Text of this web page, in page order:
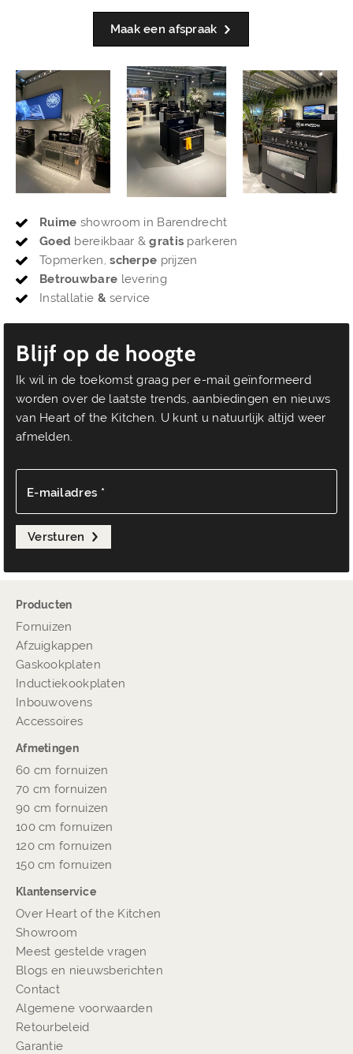
Maak een afspraak
Ruime showroom in Barendrecht
Goed bereikbaar &gratis parkeren
Topmerken,scherpe prijzen
Betrouwbare levering
Installatie & service
Blijf op de hoogte
Ik wil in de toekomst graag per e-mail geïnformeerd
worden over de laatste trends, aanbiedingen en nieuws
van Heart of the Kitchen. U kunt u natuurlijk altijd weer
afmelden.
E-mailadres *
Versturen
Producten
Fornuizen
Afzuigkappen
Gaskookplaten
Inductiekookplaten
Inbouwovens
Accessoires
Afmetingen
60 cm fornuizen
70 cm fornuizen
90 cm fornuizen
100 cm fornuizen
120 cm fornuizen
150 cm fornuizen
Klantenservice
Over Heart of the Kitchen
Showroom
Meest gestelde vragen
Blogs en nieuwsberichten
Contact
Algemene voorwaarden
Retourbeleid
Garantie